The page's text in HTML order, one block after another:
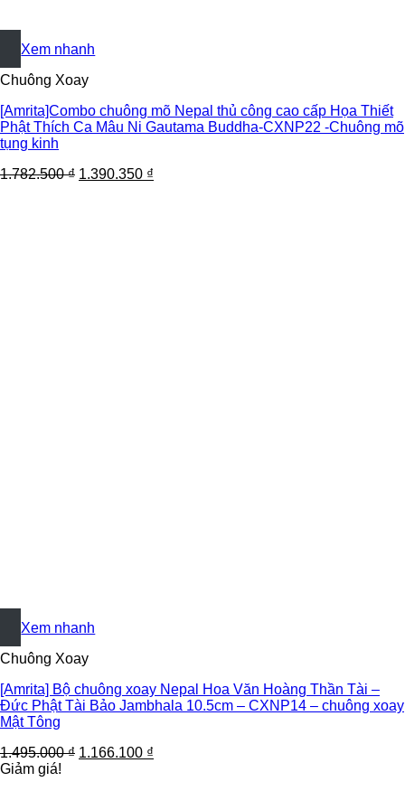
+
Xem nhanh
Chuông Xoay
[Amrita]Combo chuông mõ Nepal thủ công cao cấp Họa Thiết
Phật Thích Ca Mâu Ni Gautama Buddha-CXNP22 -Chuông mõ
tụng kinh
1.782.500₫ 1.390.350 ₫
+
Xem nhanh
Chuông Xoay
[Amrita] Bộ chuông xoay Nepal Hoa Văn Hoàng Thần Tài –
Đức Phật Tài Bảo Jambhala 10.5cm – CXNP14 – chuông xoay
Mật Tông
1.495.000₫ 1.166.100 ₫
Giảm giá!